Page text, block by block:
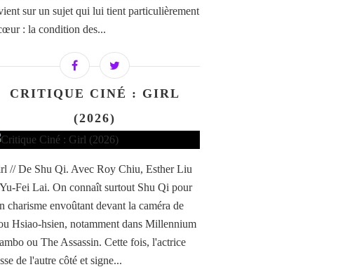
sur un sujet qui lui tient particulièrement
: la condition des...
CRITIQUE CINÉ : GIRL
(2026)
// De Shu Qi. Avec Roy Chiu, Esther Liu
Fei Lai. On connaît surtout Shu Qi pour
charisme envoûtant devant la caméra de
Hsiao-hsien, notamment dans Millennium
ou The Assassin. Cette fois, l'actrice
de l'autre côté et signe...